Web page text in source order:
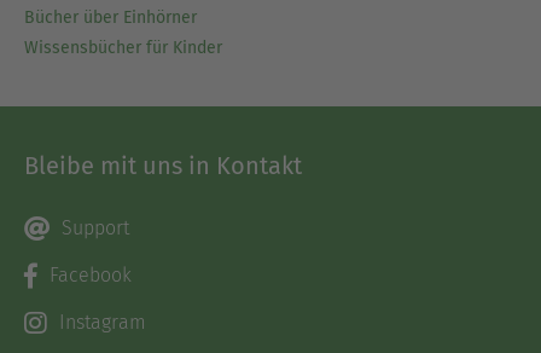
Bücher über Einhörner
Wissensbücher für Kinder
Bleibe mit uns in Kontakt
Support
Facebook
Instagram